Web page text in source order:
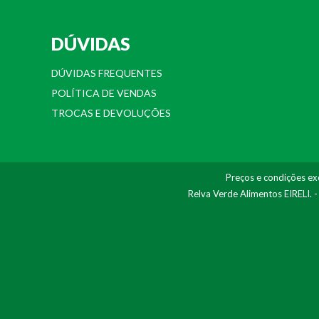
DÚVIDAS
DÚVIDAS FREQUENTES
POLÍTICA DE VENDAS
TROCAS E DEVOLUÇÕES
Preços e condições
Relva Verde Alimentos